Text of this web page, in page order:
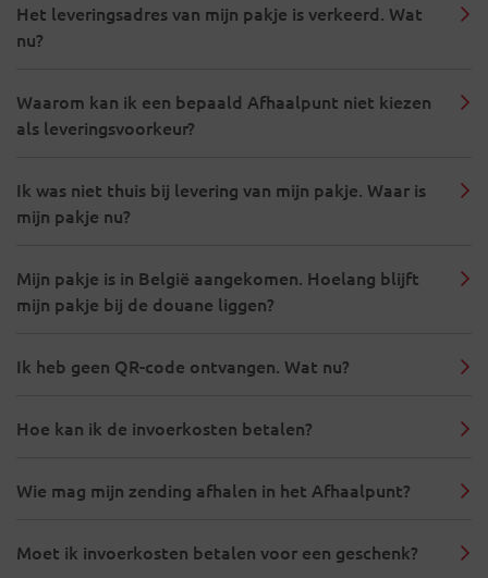
Het leveringsadres van mijn pakje is verkeerd. Wat
nu?
Waarom kan ik een bepaald Afhaalpunt niet kiezen
als leveringsvoorkeur?
Ik was niet thuis bij levering van mijn pakje. Waar is
mijn pakje nu?
Mijn pakje is in België aangekomen. Hoelang blijft
mijn pakje bij de douane liggen?
Ik heb geen QR-code ontvangen. Wat nu?
Hoe kan ik de invoerkosten betalen?
Wie mag mijn zending afhalen in het Afhaalpunt?
Moet ik invoerkosten betalen voor een geschenk?